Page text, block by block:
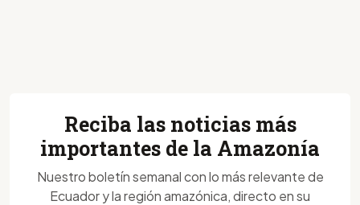
Reciba las noticias más
importantes de la Amazonía
Nuestro boletín semanal con lo más relevante de
Ecuador y la región amazónica, directo en su